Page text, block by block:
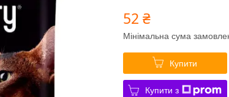
52 ₴
Мінімальна сума
Купити
Купити з